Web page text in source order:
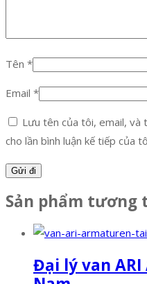
Tên *
Email *
Lưu tên của tôi, email,
cho lần bình luận kế tiếp của
Sản phẩm tương
Đại lý van